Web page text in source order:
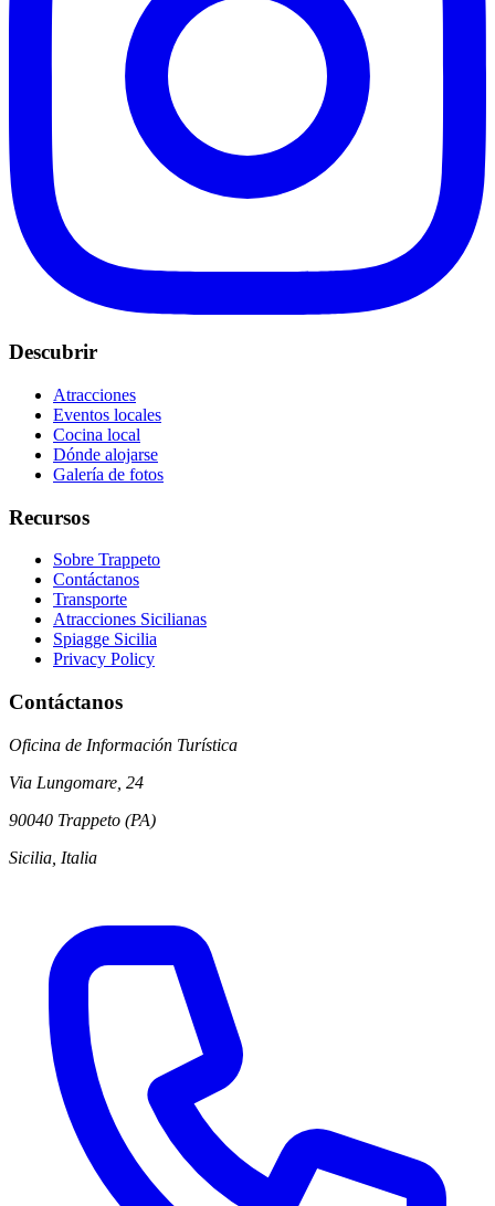
Descubrir
Atracciones
Eventos locales
Cocina local
Dónde alojarse
Galería de fotos
Recursos
Sobre Trappeto
Contáctanos
Transporte
Atracciones Sicilianas
Spiagge Sicilia
Privacy Policy
Contáctanos
Oficina de Información Turística
Via Lungomare, 24
90040 Trappeto (PA)
Sicilia, Italia